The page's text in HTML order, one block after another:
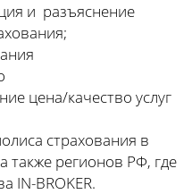
и разъяснение
цена/качество услуг
страхования в
регионов РФ, где
IN-BROKER.